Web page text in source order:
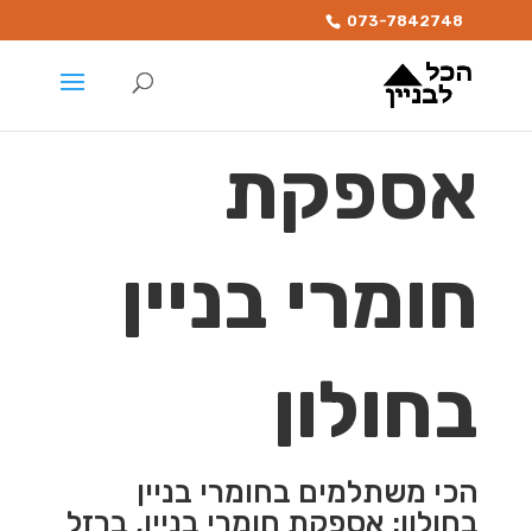
073-7842748
אספקת
חומרי בניין
בחולון
הכי משתלמים בחומרי בניין
בחולון: אספקת חומרי בניין, ברזל